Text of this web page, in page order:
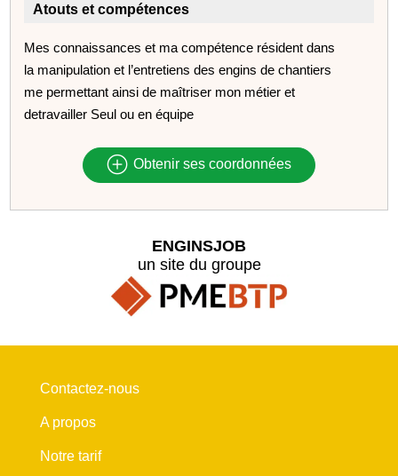
Atouts et compétences
Mes connaissances et ma compétence résident dans
la manipulation et l’entretiens des engins de chantiers
me permettant ainsi de maîtriser mon métier et
detravailler Seul ou en équipe
Obtenir ses coordonnées
ENGINSJOB
un site du groupe
Contactez-nous
A propos
Notre tarif